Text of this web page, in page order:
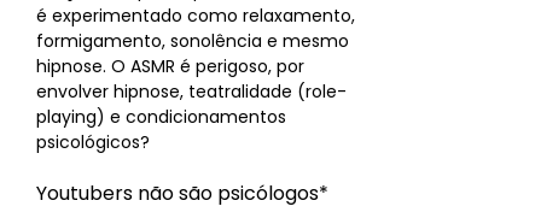
é experimentado como relaxamento,
formigamento, sonolência e mesmo
hipnose. O ASMR é perigoso, por
envolver hipnose, teatralidade (role-
playing) e condicionamentos
psicológicos?
Youtubers não são psicólogos*